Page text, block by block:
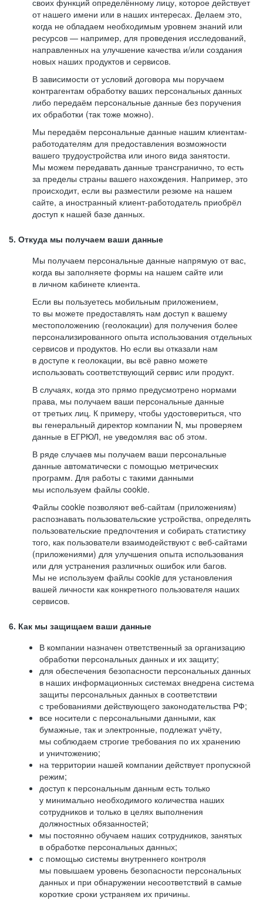
своих функций определённому лицу, которое действует
от нашего имени или в наших интересах. Делаем это,
когда не обладаем необходимым уровнем знаний или
ресурсов — например, для проведения исследований,
направленных на улучшение качества и/или создания
новых наших продуктов и сервисов.
В зависимости от условий договора мы поручаем
контрагентам обработку ваших персональных данных
либо передаём персональные данные без поручения
их обработки (так тоже можно).
Мы передаём персональные данные нашим клиентам-
работодателям для предоставления возможности
вашего трудоустройства или иного вида занятости.
Мы можем передавать данные трансгранично, то есть
за пределы страны вашего нахождения. Например, это
происходит, если вы разместили резюме на нашем
сайте, а иностранный клиент-работодатель приобрёл
доступ к нашей базе данных.
5. Откуда мы получаем ваши данные
Мы получаем персональные данные напрямую от вас,
когда вы заполняете формы на нашем сайте или
в личном кабинете клиента.
Если вы пользуетесь мобильным приложением,
то вы можете предоставлять нам доступ к вашему
местоположению (геолокации) для получения более
персонализированного опыта использования отдельных
сервисов и продуктов. Но если вы отказали нам
в доступе к геолокации, вы всё равно можете
использовать соответствующий сервис или продукт.
В случаях, когда это прямо предусмотрено нормами
права, мы получаем ваши персональные данные
от третьих лиц. К примеру, чтобы удостовериться, что
вы генеральный директор компании N, мы проверяем
данные в ЕГРЮЛ, не уведомляя вас об этом.
В ряде случаев мы получаем ваши персональные
данные автоматически с помощью метрических
программ. Для работы с такими данными
мы используем файлы cookie.
Файлы cookie позволяют веб-сайтам (приложениям)
распознавать пользовательские устройства, определять
пользовательские предпочтения и собирать статистику
того, как пользователи взаимодействуют с веб-сайтами
(приложениями) для улучшения опыта использования
или для устранения различных ошибок или багов.
Мы не используем файлы cookie для установления
вашей личности как конкретного пользователя наших
сервисов.
6. Как мы защищаем ваши данные
В компании назначен ответственный за организацию
обработки персональных данных и их защиту;
для обеспечения безопасности персональных данных
в наших информационных системах внедрена система
защиты персональных данных в соответствии
с требованиями действующего законодательства РФ;
все носители с персональными данными, как
бумажные, так и электронные, подлежат учёту,
мы соблюдаем строгие требования по их хранению
и уничтожению;
на территории нашей компании действует пропускной
режим;
доступ к персональным данным есть только
у минимально необходимого количества наших
сотрудников и только в целях выполнения
должностных обязанностей;
мы постоянно обучаем наших сотрудников, занятых
в обработке персональных данных;
с помощью системы внутреннего контроля
мы повышаем уровень безопасности персональных
данных и при обнаружении несоответствий в самые
короткие сроки устраняем их причины.